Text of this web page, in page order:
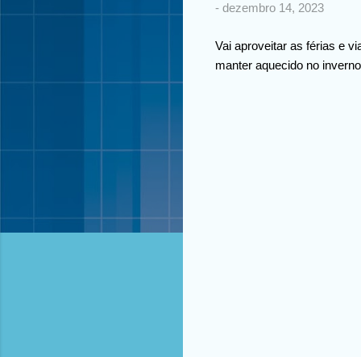
- dezembro 14, 2023
Vai aproveitar as férias e
manter aquecido no